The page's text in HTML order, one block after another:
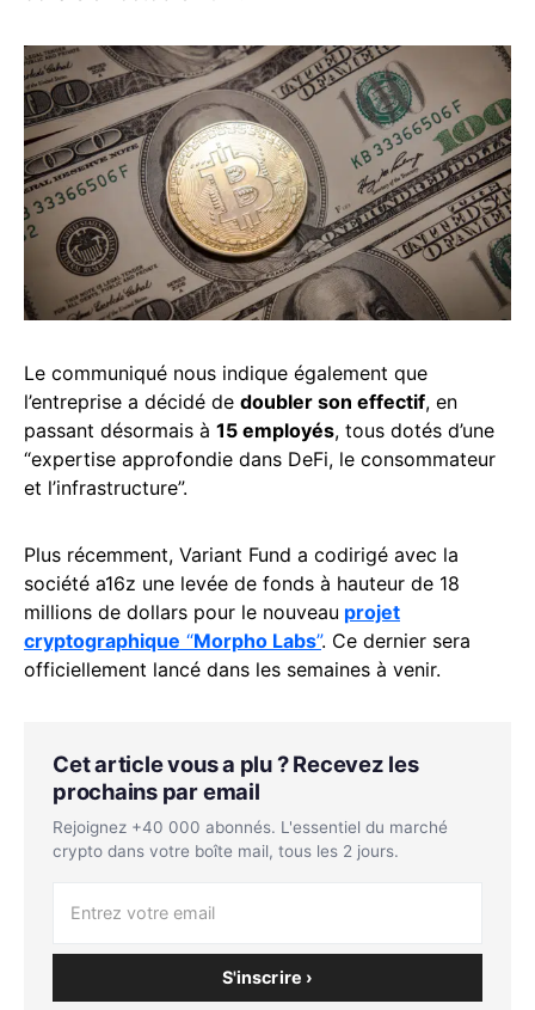
Le communiqué nous indique également que
l’entreprise a décidé de doubler son effectif, en
passant désormais à 15 employés, tous dotés d’une
“expertise approfondie dans DeFi, le consommateur
et l’infrastructure”.
Plus récemment, Variant Fund a codirigé avec la
société a16z une levée de fonds à hauteur de 18
millions de dollars pour le nouveau projet
cryptographique “Morpho Labs”. Ce dernier sera
officiellement lancé dans les semaines à venir.
Cet article vous a plu ? Recevez les
prochains par email
Rejoignez +40 000 abonnés. L'essentiel du marché
crypto dans votre boîte mail, tous les 2 jours.
S'inscrire ›